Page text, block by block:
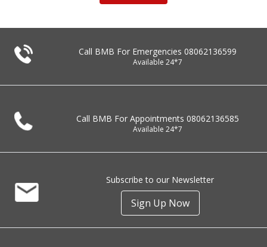
Call BMB For Emergencies 08062136599
Available 24*7
Call BMB For Appointments 08062136585
Available 24*7
Subscribe to our Newsletter
Sign Up Now